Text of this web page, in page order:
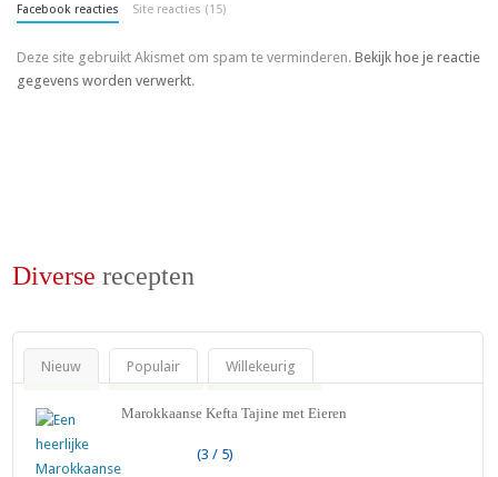
Facebook reacties Site reacties (15)
Deze site gebruikt Akismet om spam te verminderen.Bekijk hoe je reactie
gegevens worden verwerkt.
Diverse recepten
Nieuw Populair Willekeurig
Marokkaanse Kefta Tajine met Eieren
(3 / 5)